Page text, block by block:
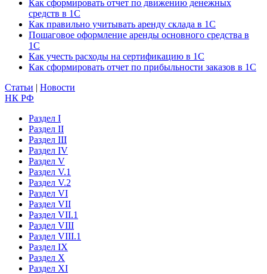
Как сформировать отчет по движению денежных
средств в 1С
Как правильно учитывать аренду склада в 1С
Пошаговое оформление аренды основного средства в
1С
Как учесть расходы на сертификацию в 1С
Как сформировать отчет по прибыльности заказов в 1С
Статьи | Новости
НК РФ
Раздел I
Раздел II
Раздел III
Раздел IV
Раздел V
Раздел V.1
Раздел V.2
Раздел VI
Раздел VII
Раздел VII.1
Раздел VIII
Раздел VIII.1
Раздел IX
Раздел X
Раздел XI